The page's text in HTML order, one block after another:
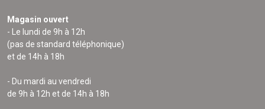
Magasin ouvert
- Le lundi de 9h à 12h
(pas de standard téléphonique)
et de 14h à 18h
- Du mardi au vendredi
de 9h à 12h et de 14h à 18h